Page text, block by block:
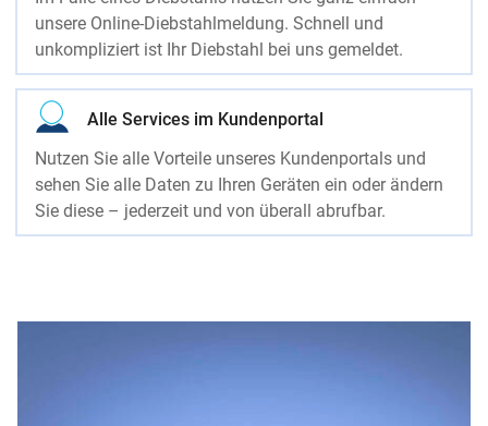
unsere Online-Diebstahlmeldung. Schnell und
unkompliziert ist Ihr Diebstahl bei uns gemeldet.
Alle Services im Kundenportal
Nutzen Sie alle Vorteile unseres Kundenportals und
sehen Sie alle Daten zu Ihren Geräten ein oder ändern
Sie diese – jederzeit und von überall abrufbar.